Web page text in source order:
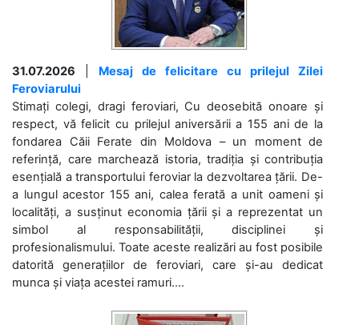
31.07.2026
Mesaj de felicitare cu prilejul Zilei
Feroviarului
Stimați colegi, dragi feroviari, Cu deosebită onoare și
respect, vă felicit cu prilejul aniversării a 155 ani de la
fondarea Căii Ferate din Moldova – un moment de
referință, care marchează istoria, tradiția și contribuția
esențială a transportului feroviar la dezvoltarea țării. De-
a lungul acestor 155 ani, calea ferată a unit oameni și
localități, a susținut economia țării și a reprezentat un
simbol al responsabilității, disciplinei și
profesionalismului. Toate aceste realizări au fost posibile
datorită generațiilor de feroviari, care și-au dedicat
munca și viața acestei ramuri....